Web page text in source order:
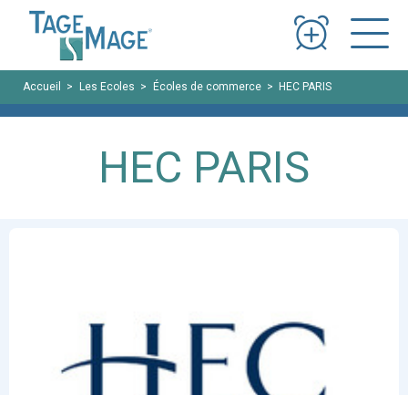
Accueil Les Ecoles Écoles de commerce HEC PARIS
HEC PARIS
Panneau de gestion des cookies